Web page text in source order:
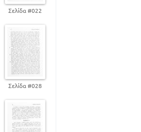
Σελίδα #022
Σελίδα #028